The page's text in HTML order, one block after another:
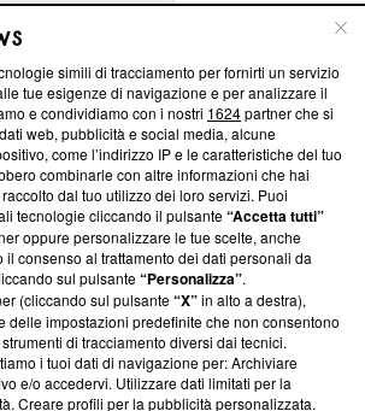
informazioni trasparenti su Blasting
editoriali e su come ci impegniamo a
Inoltre, afferma la nostra aderenza a
with Integrity’Blasting News non è
programma, ma ha richiesto di farne
non ha ancora effettuato una verifica di
simili di tracciamento per fornirti un servizio
tue esigenze di navigazione e per analizzare il
e condividiamo con i nostri 1624partner che si
web, pubblicità e social media, alcune
come l’indirizzo IP e le caratteristiche del tuo
combinarle con altre informazioni che hai
dal tuo utilizzo dei loro servizi. Puoi
tecnologie cliccando il pulsante“Accetta tutti”
oppure personalizzare le tue scelte, anche
consenso al trattamento dei dati personali da
sul pulsante“Personalizza”.
(cliccando sul pulsante“X”in alto a destra),
delle impostazioni predefinite che non consentono
di tracciamento diversi dai tecnici.
i tuoi dati di navigazione per: Archiviare
e/o accedervi. Utilizzare dati limitati per la
Creare profili per la pubblicità personalizzata.